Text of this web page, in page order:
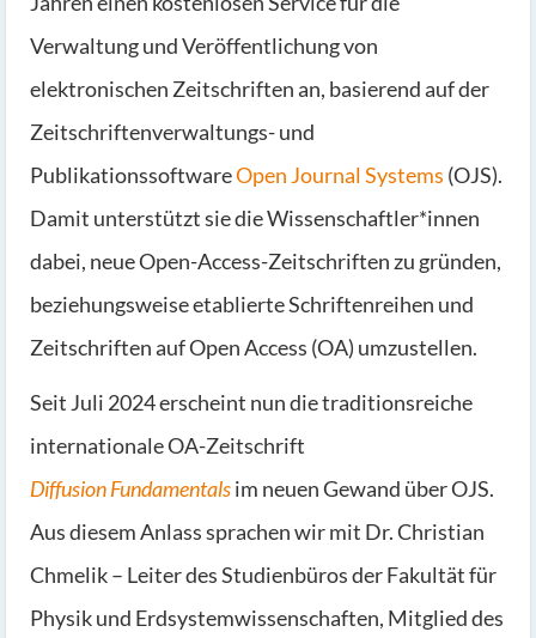
Verwaltung und Veröffentlichung von
elektronischen Zeitschriften an, basierend auf der
Zeitschriftenverwaltungs- und
PublikationssoftwareOpen Journal Systems (OJS).
Damit unterstützt sie die Wissenschaftler*innen
dabei, neue Open-Access-Zeitschriften zu gründen,
beziehungsweise etablierte Schriftenreihen und
Zeitschriften auf Open Access (OA) umzustellen.
Seit Juli 2024 erscheint nun die traditionsreiche
internationale OA-Zeitschrift
Diffusion Fundamentalsim neuen Gewand über OJS.
Aus diesem Anlass sprachen wir mit Dr. Christian
Chmelik – Leiter des Studienbüros der Fakultät für
Physik und Erdsystemwissenschaften, Mitglied des